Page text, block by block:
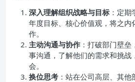
深入理解组织战略与目标 ：定期
年度目标、核心价值观，将之内
作。
主动沟通与协作 ：打破部门壁
事沟通，了解他们的需求和挑战
会。
换位思考 ：站在公司高层、其